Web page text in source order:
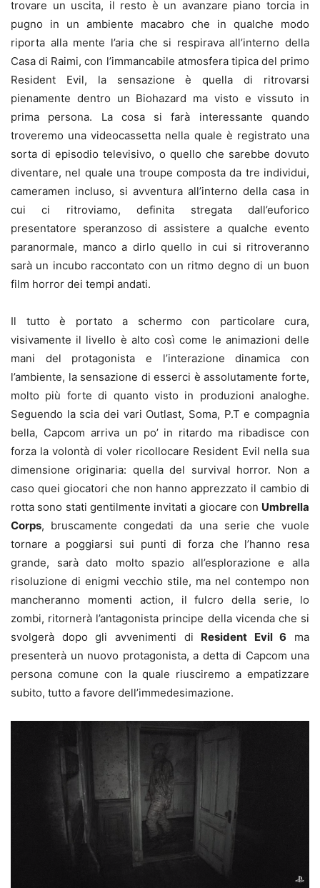
trovare un uscita, il resto è un avanzare piano torcia in
pugno in un ambiente macabro che in qualche modo
riporta alla mente l’aria che si respirava all’interno della
Casa di Raimi, con l’immancabile atmosfera tipica del primo
Resident Evil, la sensazione è quella di ritrovarsi
pienamente dentro un Biohazard ma visto e vissuto in
prima persona. La cosa si farà interessante quando
troveremo una videocassetta nella quale è registrato una
sorta di episodio televisivo, o quello che sarebbe dovuto
diventare, nel quale una troupe composta da tre individui,
cameramen incluso, si avventura all’interno della casa in
cui ci ritroviamo, definita stregata dall’euforico
presentatore speranzoso di assistere a qualche evento
paranormale, manco a dirlo quello in cui si ritroveranno
sarà un incubo raccontato con un ritmo degno di un buon
film horror dei tempi andati.
Il tutto è portato a schermo con particolare cura,
visivamente il livello è alto così come le animazioni delle
mani del protagonista e l’interazione dinamica con
l’ambiente, la sensazione di esserci è assolutamente forte,
molto più forte di quanto visto in produzioni analoghe.
Seguendo la scia dei vari Outlast, Soma, P.T e compagnia
bella, Capcom arriva un po’ in ritardo ma ribadisce con
forza la volontà di voler ricollocare Resident Evil nella sua
dimensione originaria: quella del survival horror. Non a
caso quei giocatori che non hanno apprezzato il cambio di
rotta sono stati gentilmente invitati a giocare con Umbrella
Corps, bruscamente congedati da una serie che vuole
tornare a poggiarsi sui punti di forza che l’hanno resa
grande, sarà dato molto spazio all’esplorazione e alla
risoluzione di enigmi vecchio stile, ma nel contempo non
mancheranno momenti action, il fulcro della serie, lo
zombi, ritornerà l’antagonista principe della vicenda che si
svolgerà dopo gli avvenimenti di Resident Evil 6 ma
presenterà un nuovo protagonista, a detta di Capcom una
persona comune con la quale riusciremo a empatizzare
subito, tutto a favore dell’immedesimazione.